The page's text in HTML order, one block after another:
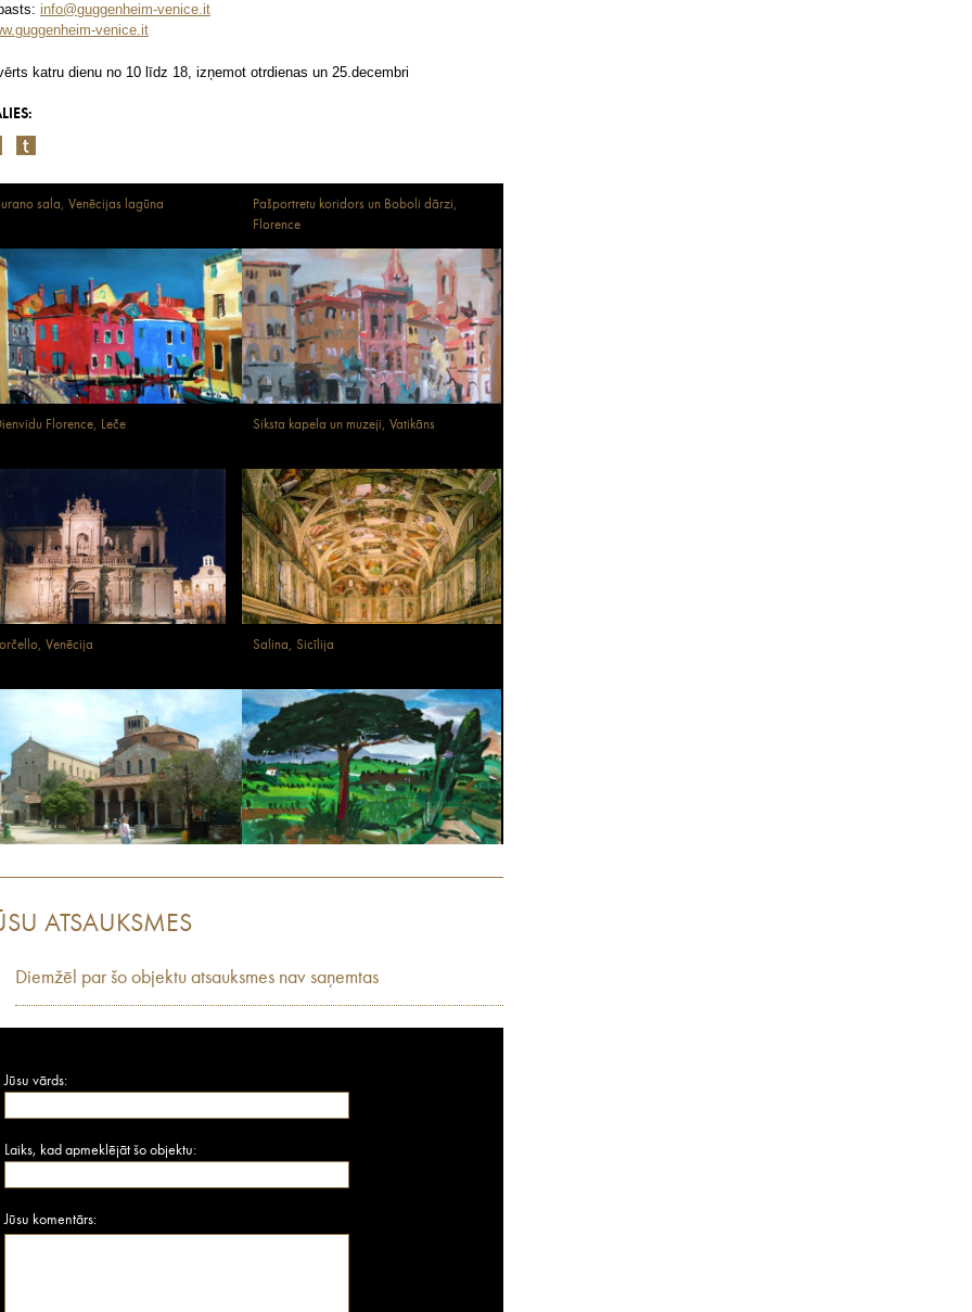
info@guggenheim-venice.it
venice.it
katru dienu no 10 līdz 18, izņemot otrdienas un 25.decembri
sala, Venēcijas lagūna
Pašportretu koridors un Boboli dārzi,
Florence
Florence, Leče Siksta kapela un muzeji, Vatikāns
Venēcija Salina, Sicīlija
ATSAUKSMES
Diemžēl par šo objektu atsauksmes nav saņemtas
Jūsu vārds:
Laiks, kad apmeklējāt šo objektu:
Jūsu komentārs: